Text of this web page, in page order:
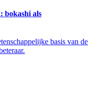
bokashi als
basis van de